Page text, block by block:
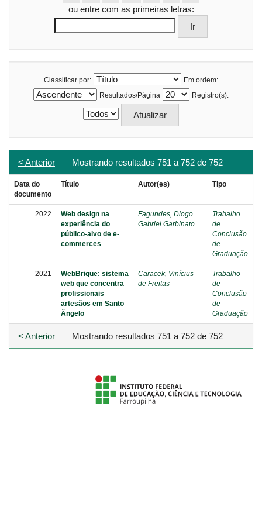
ou entre com as primeiras letras:
Classificar por:
Em ordem:
Resultados/Página
Registro(s):
Mostrando resultados 751 a 752 de 752
< Anterior
Data do
documento
Título Autor(es) Tipo
2022
Web design na
experiência do
público-alvo de e-
commerces
Fagundes, Diogo
Gabriel Garbinato
Trabalho
de
Conclusão
de
Graduação
2021
WebBrique: sistema
web que concentra
profissionais
artesãos em Santo
Ângelo
Caracek, Vinícius
de Freitas
Trabalho
de
Conclusão
de
Graduação
Mostrando resultados 751 a 752 de 752
< Anterior